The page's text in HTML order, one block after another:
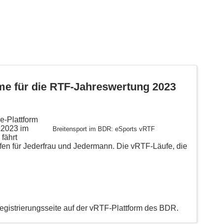
für die RTF-Jahreswertung 2023
Breitensport im BDR: eSports vRTF
Plattform
im
fährt
für Jederfrau und Jedermann. Die vRTF-Läufe, die
auf der vRTF-Plattform des BDR.